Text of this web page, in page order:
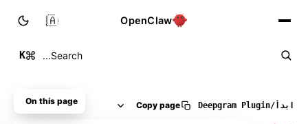
OpenClaw
Search...
K
🇸🇦
ابدأ /
Plugin ‏Deepgram
Copy page
On this page